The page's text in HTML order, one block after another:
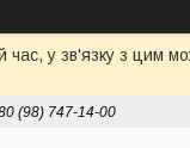
час, у зв'язку з цим
(98) 747-14-00